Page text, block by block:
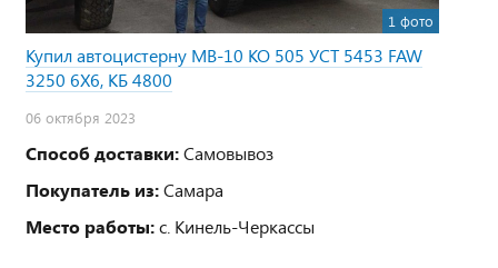
1 фото
Купил автоцистерну МВ-10 КО 505 УСТ 5453 FAW
3250 6Х6, КБ 4800
06 октября 2023
Способ доставки:Самовывоз
Покупатель из:Самара
Место работы:с. Кинель-Черкассы